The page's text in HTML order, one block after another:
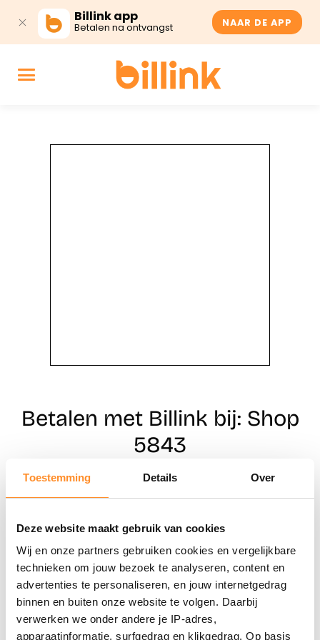
Toestemming Details Over
Deze website maakt gebruik van cookies
Wij en onze partners gebruiken cookies en vergelijkbare
technieken om jouw bezoek te analyseren, content en
advertenties te personaliseren, en jouw internetgedrag
binnen en buiten onze website te volgen. Daarbij
verwerken we onder andere je IP-adres,
apparaatinformatie, surfgedrag en klikgedrag. Op basis
Billink app
Betalen na ontvangst NAAR DE APP
Betalen met Billink bij: Shop
5843
Naar winkels